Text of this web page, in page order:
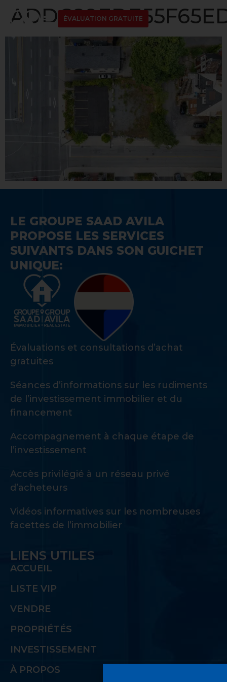
ÉVALUATION GRATUITE
LE GROUPE SAAD AVILA
PROPOSE LES SERVICES
SUIVANTS DANS SON GUICHET
UNIQUE:
Évaluations et consultations d’achat
gratuites
Séances d’informations sur les rudiments
de l’investissement immobilier et du
financement
Accompagnement à chaque étape de
l’investissement
Accès privilégié à un réseau privé
d’acheteurs
Vidéos informatives sur les nombreuses
facettes de l’immobilier
LIENS UTILES
ACCUEIL
LISTE VIP
VENDRE
PROPRIÉTÉS
INVESTISSEMENT
À PROPOS